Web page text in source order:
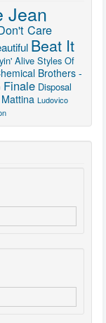
Jean
Care
Beat It
Alive Styles Of
Brothers -
Finale Disposal
Ludovico